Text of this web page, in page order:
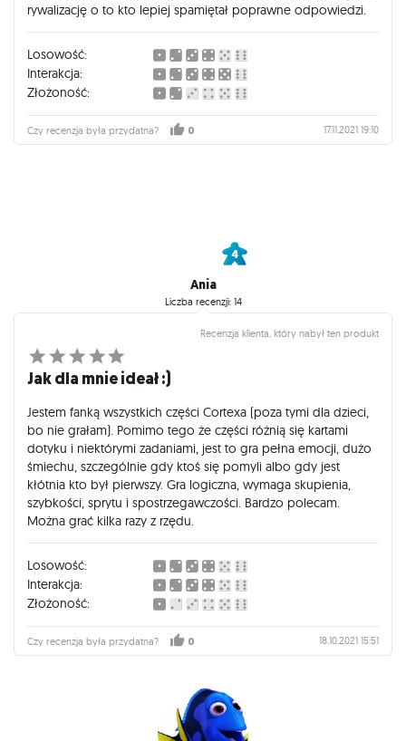
rywalizację o to kto lepiej spamiętał poprawne odpowiedzi.
Losowość:
Interakcja:
Złożoność:
Czy recenzja była przydatna? 0 17.11.2021 19:10
Ania
Liczba recenzji: 14
Recenzja klienta, który nabył ten produkt
Jak dla mnie ideał :)
Jestem fanką wszystkich części Cortexa (poza tymi dla dzieci,
bo nie grałam). Pomimo tego że części różnią się kartami
dotyku i niektórymi zadaniami, jest to gra pełna emocji, dużo
śmiechu, szczególnie gdy ktoś się pomyli albo gdy jest
kłótnia kto był pierwszy. Gra logiczna, wymaga skupienia,
szybkości, sprytu i spostrzegawczości. Bardzo polecam.
Można grać kilka razy z rzędu.
Losowość:
Interakcja:
Złożoność:
Czy recenzja była przydatna? 0 18.10.2021 15:51